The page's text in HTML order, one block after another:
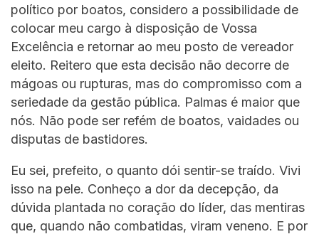
político por boatos, considero a possibilidade de
colocar meu cargo à disposição de Vossa
Excelência e retornar ao meu posto de vereador
eleito. Reitero que esta decisão não decorre de
mágoas ou rupturas, mas do compromisso com a
seriedade da gestão pública. Palmas é maior que
nós. Não pode ser refém de boatos, vaidades ou
disputas de bastidores.
Eu sei, prefeito, o quanto dói sentir-se traído. Vivi
isso na pele. Conheço a dor da decepção, da
dúvida plantada no coração do líder, das mentiras
que, quando não combatidas, viram veneno. E por